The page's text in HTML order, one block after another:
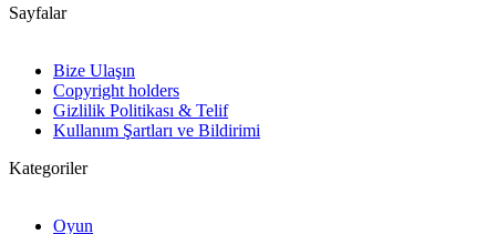
Sayfalar
Bize Ulaşın
Copyright holders
Gizlilik Politikası & Telif
Kullanım Şartları ve Bildirimi
Kategoriler
Oyun